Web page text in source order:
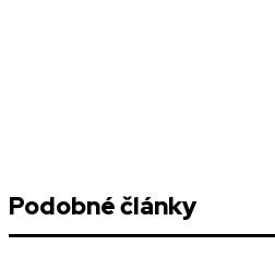
Podobné články